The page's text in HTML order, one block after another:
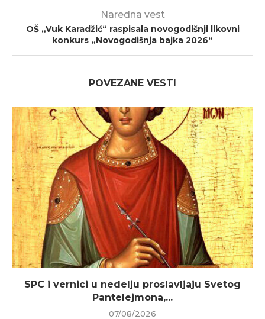
Naredna vest
OŠ „Vuk Karadžić“ raspisala novogodišnji likovni
konkurs „Novogodišnja bajka 2026“
POVEZANE VESTI
SPC i vernici u nedelju proslavljaju Svetog
Pantelejmona,...
07/08/2026